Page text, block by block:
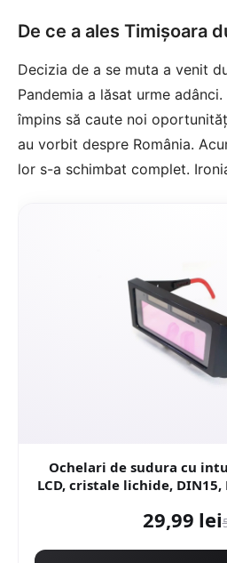
De ce a ales Timișoara
Decizia de a se muta a venit
Pandemia a lăsat urme
împins să caute noi
au vorbit despre România.
lor s-a schimbat complet.
Ochelari de sudura cu
LCD, cristale lichide, DIN15,
29,99 lei